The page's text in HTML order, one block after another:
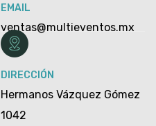
EMAIL
ventas@multieventos.mx
DIRECCIÓN
Hermanos Vázquez Gómez
1042